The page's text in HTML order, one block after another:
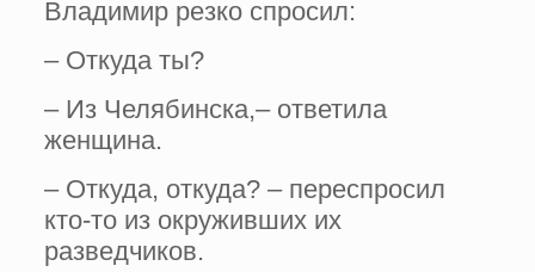
Владимир резко спросил:
– Откуда ты?
– Из Челябинска,– ответила
женщина.
– Откуда, откуда? – переспросил
кто-то из окруживших их
разведчиков.